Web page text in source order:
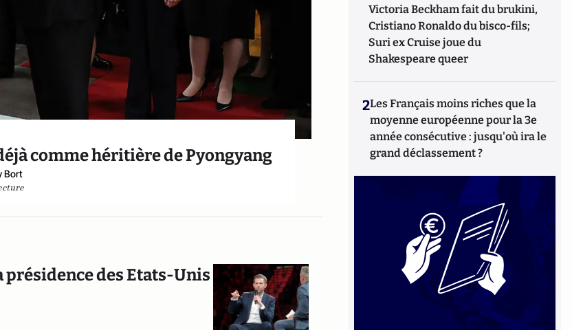
comme héritière de Pyongyang
Bort
présidence des Etats-Unis
Victoria Beckham fait du brukini,
Cristiano Ronaldo du bisco-fils;
Suri ex Cruise joue du
Shakespeare queer
2Les Français moins riches que la
moyenne européenne pour la 3e
année consécutive : jusqu'où ira le
grand déclassement ?